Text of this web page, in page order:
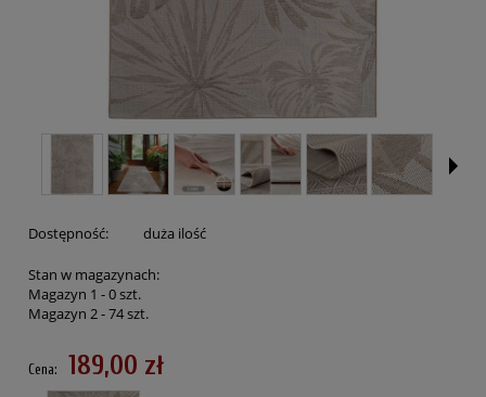
Dostępność: duża ilość
Stan w magazynach:
Magazyn 1 -0szt.
Magazyn 2 -74szt.
Cena: 189,00 zł